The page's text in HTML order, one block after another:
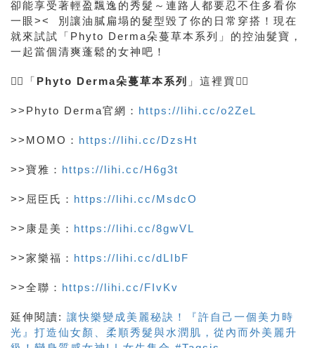
卻能享受著輕盈飄逸的秀髮～連路人都要忍不住多看你
一眼>< 別讓油膩扁塌的髮型毀了你的日常穿搭！現在
就來試試「Phyto Derma朵蔓草本系列」的控油髮寶，
一起當個清爽蓬鬆的女神吧！
👇🏻「 Phyto Derma朵蔓草本系列 」這裡買👇🏻
>>Phyto Derma官網： https://lihi.cc/o2ZeL
>>MOMO： https://lihi.cc/DzsHt
>>寶雅： https://lihi.cc/H6g3t
>>屈臣氏： https://lihi.cc/MsdcO
>>康是美： https://lihi.cc/8gwVL
>>家樂福： https://lihi.cc/dLIbF
>>全聯： https://lihi.cc/FIvKv
延伸閱讀: 讓快樂變成美麗秘訣！『許自己一個美力時
光』打造仙女顏、柔順秀髮與水潤肌，從內而外美麗升